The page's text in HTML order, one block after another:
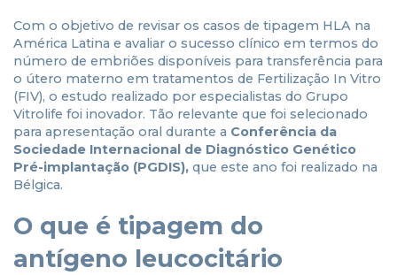
Com o objetivo de revisar os casos de tipagem HLA na
América Latina e avaliar o sucesso clínico em termos do
número de embriões disponíveis para transferência para
o útero materno em tratamentos de Fertilização In Vitro
(FIV), o estudo realizado por especialistas do Grupo
Vitrolife foi inovador. Tão relevante que foi selecionado
para apresentação oral durante a Conferência da
Sociedade Internacional de Diagnóstico Genético
Pré-implantação (PGDIS), que este ano foi realizado na
Bélgica.
O que é tipagem do
antígeno leucocitário